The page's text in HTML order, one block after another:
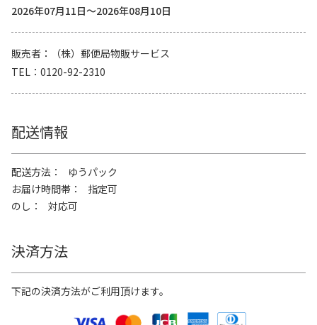
2026年07月11日～2026年08月10日
販売者
（株）郵便局物販サービス
TEL
0120-92-2310
配送情報
配送方法
ゆうパック
お届け時間帯
指定可
のし
対応可
決済方法
下記の決済方法がご利用頂けます。